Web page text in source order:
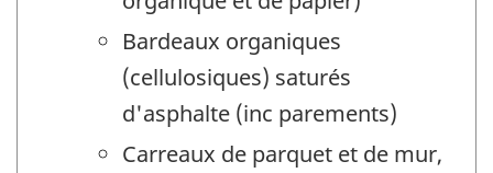
Bardeaux organiques
(cellulosiques) saturés
d'asphalte (inc parements)
Carreaux de parquet et de mur,